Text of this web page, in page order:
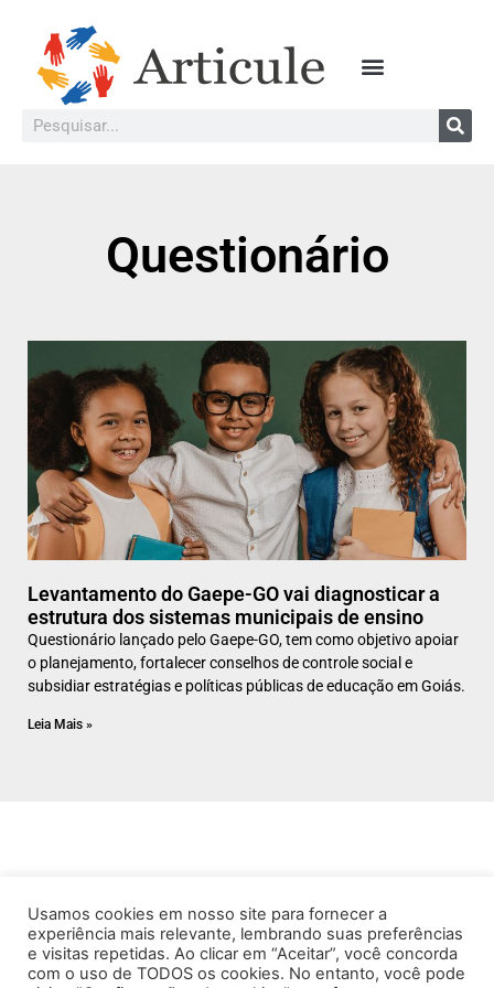
Questionário
Levantamento do Gaepe-GO vai diagnosticar a
estrutura dos sistemas municipais de ensino
Questionário lançado pelo Gaepe-GO, tem como objetivo apoiar
o planejamento, fortalecer conselhos de controle social e
subsidiar estratégias e políticas públicas de educação em Goiás.
Leia Mais »
Usamos cookies em nosso site para fornecer a
experiência mais relevante, lembrando suas preferências
e visitas repetidas. Ao clicar em “Aceitar”, você concorda
com o uso de TODOS os cookies. No entanto, você pode